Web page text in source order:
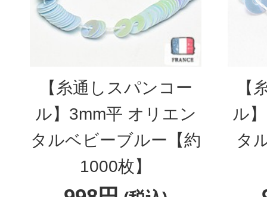
【糸通しスパンコー
ル】3mm平 オリエン
タルベビーブルー【約
1000枚】
【
ル
タ